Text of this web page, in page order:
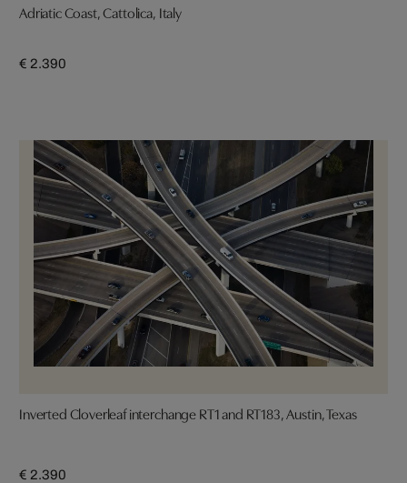
Adriatic Coast, Cattolica, Italy
€ 2.390
Inverted Cloverleaf interchange RT1 and RT183, Austin, Texas
€ 2.390